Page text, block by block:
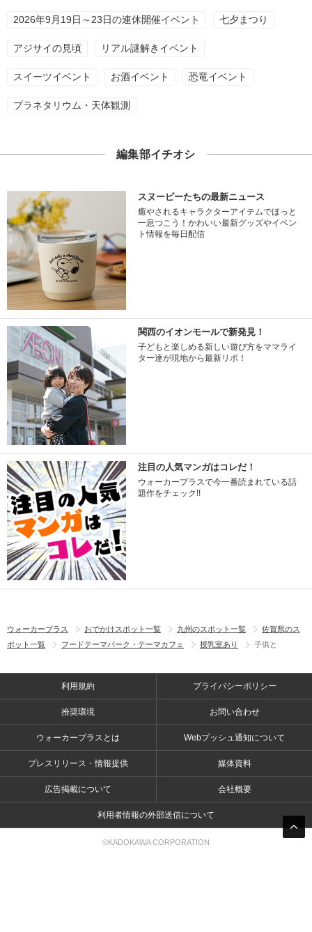
2026年9月19日～23日の連休開催イベント 七夕まつり
アジサイの見頃 リアル謎解きイベント
スイーツイベント お酒イベント 恐竜イベント
プラネタリウム・天体観測
編集部イチオシ
スヌーピーたちの最新ニュース
癒やされるキャラクターアイテムでほっと
一息つこう！かわいい最新グッズやイベン
ト情報を毎日配信
関西のイオンモールで新発見！
子どもと楽しめる新しい遊び方をママライ
ター達が現地から最新リポ！
注目の人気マンガはコレだ！
ウォーカープラスで今一番読まれている話
題作をチェック!!
ウォーカープラス おでかけスポット一覧 九州のスポット一覧
佐賀県のス
ポット一覧
フードテーマパーク・テーマカフェ 授乳室あり 子供と
利用規約 プライバシーポリシー
推奨環境 お問い合わせ
ウォーカープラスとは Webプッシュ通知について
プレスリリース・情報提供 媒体資料
広告掲載について 会社概要
利用者情報の外部送信について
©KADOKAWA CORPORATION